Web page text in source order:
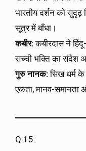
भारतीय दर्शन को
सूत्र में बाँधा।
कबीर:कबीरदास ने
सच्ची भक्ति का संदेश
गुरु नानक:सिख धर्म
एकता, मानव-समानता
Q.15: